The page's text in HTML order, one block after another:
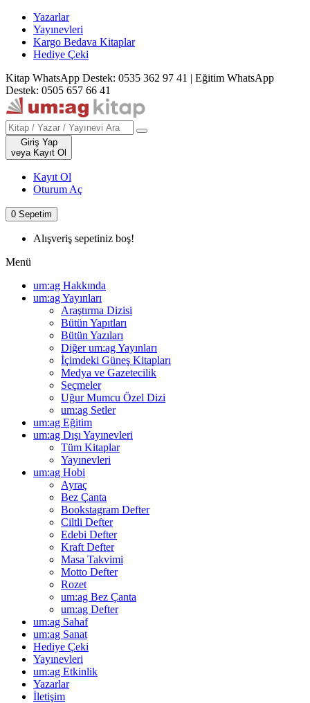
Yazarlar
Yayınevleri
Kargo Bedava Kitaplar
Hediye Çeki
Kitap WhatsApp Destek: 0535 362 97 41 | Eğitim WhatsApp
Destek: 0505 657 66 41
Giriş Yap
veya Kayıt Ol
Kayıt Ol
Oturum Aç
0 Sepetim
Alışveriş sepetiniz boş!
Menü
um:ag Hakkında
um:ag Yayınları
Araştırma Dizisi
Bütün Yapıtları
Bütün Yazıları
Diğer um:ag Yayınları
İçimdeki Güneş Kitapları
Medya ve Gazetecilik
Seçmeler
Uğur Mumcu Özel Dizi
um:ag Setler
um:ag Eğitim
um:ag Dışı Yayınevleri
Tüm Kitaplar
Yayınevleri
um:ag Hobi
Ayraç
Bez Çanta
Bookstagram Defter
Ciltli Defter
Edebi Defter
Kraft Defter
Masa Takvimi
Motto Defter
Rozet
um:ag Bez Çanta
um:ag Defter
um:ag Sahaf
um:ag Sanat
Hediye Çeki
Yayınevleri
um:ag Etkinlik
Yazarlar
İletişim